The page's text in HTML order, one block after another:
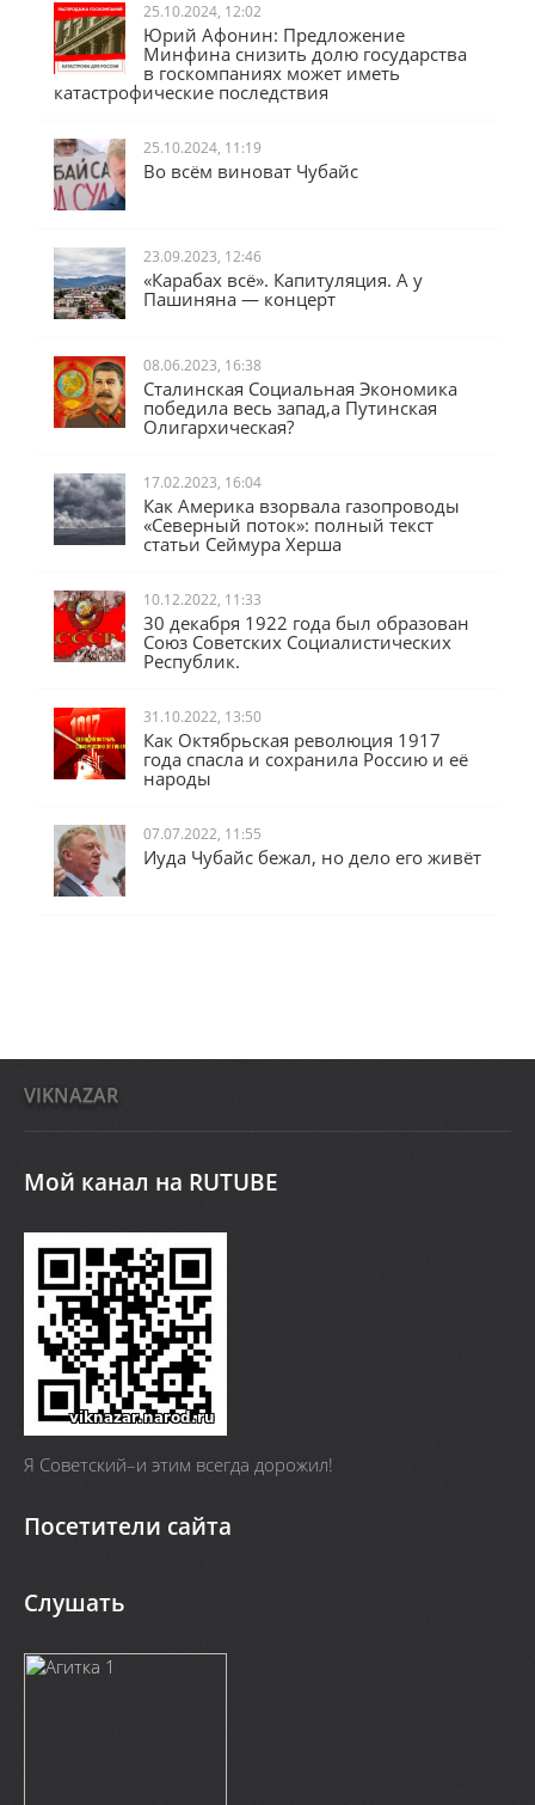
25.10.2024, 12:02
Юрий Афонин: Предложение
Минфина снизить долю государства
в госкомпаниях может иметь
катастрофические последствия
25.10.2024, 11:19
Во всём виноват Чубайс
23.09.2023, 12:46
«Карабах всё». Капитуляция. А у
Пашиняна — концерт
08.06.2023, 16:38
Сталинская Социальная Экономика
победила весь запад,а Путинская
Олигархическая?
17.02.2023, 16:04
Как Америка взорвала газопроводы
«Северный поток»: полный текст
статьи Сеймура Херша
10.12.2022, 11:33
30 декабря 1922 года был образован
Союз Советских Социалистических
Республик.
31.10.2022, 13:50
Как Октябрьская революция 1917
года спасла и сохранила Россию и её
народы
07.07.2022, 11:55
Иуда Чубайс бежал, но дело его живёт
VIKNAZAR
Мой канал на RUTUBE
Я Cоветский–и этим всегда дорожил!
Посетители сайта
Слушать